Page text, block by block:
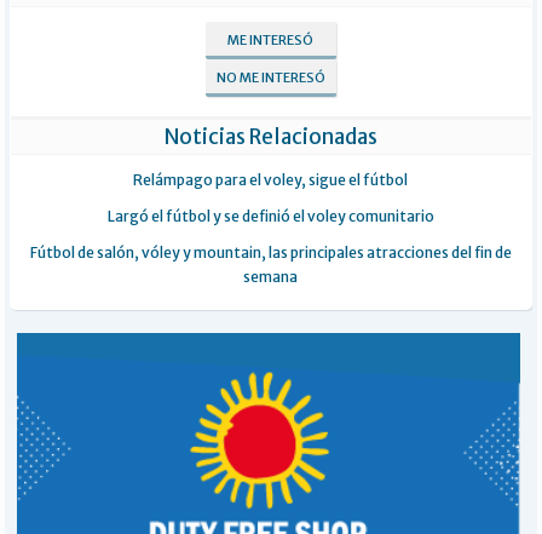
ME INTERESÓ
NO ME INTERESÓ
Noticias Relacionadas
Relámpago para el voley, sigue el fútbol
Largó el fútbol y se definió el voley comunitario
Fútbol de salón, vóley y mountain, las principales atracciones del fin de
semana